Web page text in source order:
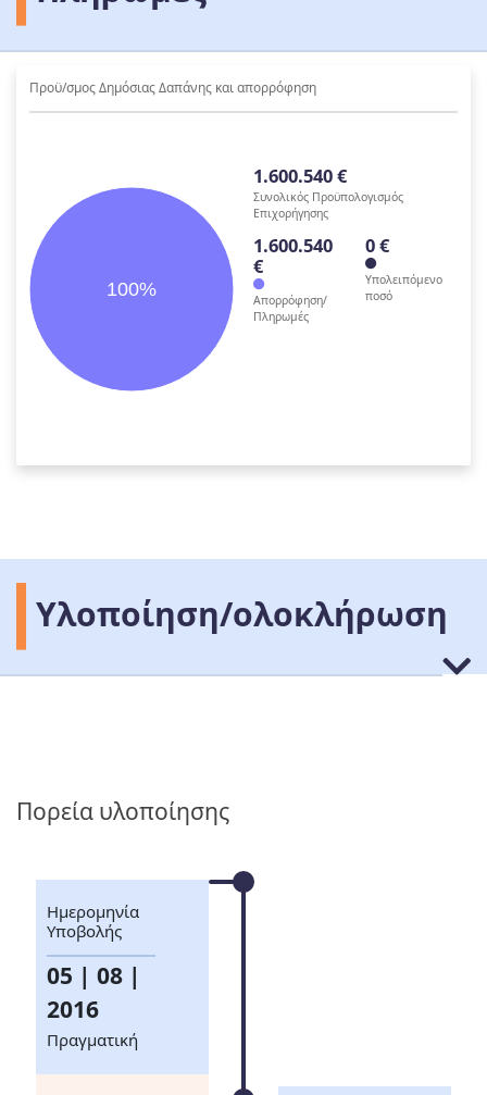
Προϋ/σμος Δημόσιας Δαπάνης και απορρόφηση
100%
1.600.540 €
Συνολικός Προϋπολογισμός
Επιχορήγησης
1.600.540
€
Απορρόφηση/
Πληρωμές
0 €
Υπολειπόμενο
ποσό
Υλοποίηση/ολοκλήρωση
Πορεία υλοποίησης
Ημερομηνία
Υποβολής
05 | 08 |
2016
Πραγματική